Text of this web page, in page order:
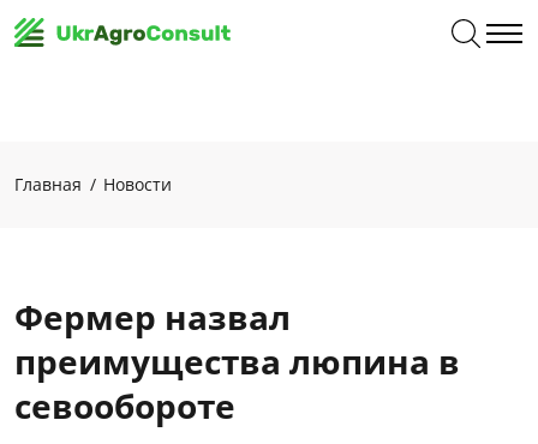
Главная Новости
Фермер назвал
преимущества люпина в
севообороте